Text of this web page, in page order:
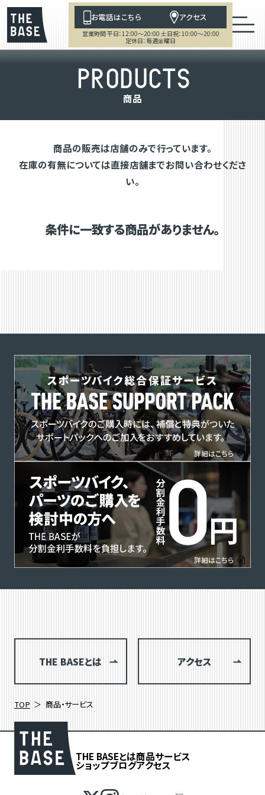
お電話はこちら アクセス
営業時間 平日：12:00～20:00 土日祝：10:00～20:00
定休日：毎週金曜日
PRODUCTS
商品
商品の販売は店舗のみで行っています。
在庫の有無については直接店舗までお問い合わせくださ
い。
条件に一致する商品がありません。
THE BASEとは アクセス
TOP 商品・サービス
THE BASEとは商品サービス
ショップブログアクセス